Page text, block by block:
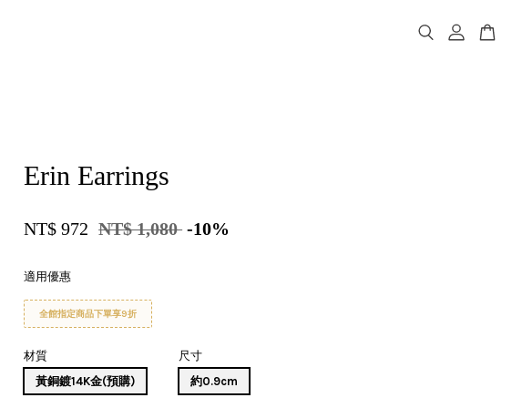
Erin Earrings
NT$ 972 NT$ 1,080 -10%
適用優惠
全館指定商品下單享9折
材質
黃銅鍍14K金(預購)
尺寸
約0.9cm
。